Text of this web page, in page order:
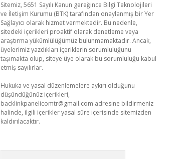
Sitemiz, 5651 Sayılı Kanun gereğince Bilgi Teknolojileri
ve İletişim Kurumu (BTK) tarafından onaylanmış bir Yer
Sağlayıcı olarak hizmet vermektedir. Bu nedenle,
sitedeki içerikleri proaktif olarak denetleme veya
araştırma yükümlülüğümüz bulunmamaktadır. Ancak,
üyelerimiz yazdıkları içeriklerin sorumluluğunu
taşımakta olup, siteye üye olarak bu sorumluluğu kabul
etmiş sayılırlar.
Hukuka ve yasal düzenlemelere aykırı olduğunu
düşündüğünüz içerikleri,
backlinkpanelicomtr@gmail.com adresine bildirmeniz
halinde, ilgili içerikler yasal süre içerisinde sitemizden
kaldırılacaktır.